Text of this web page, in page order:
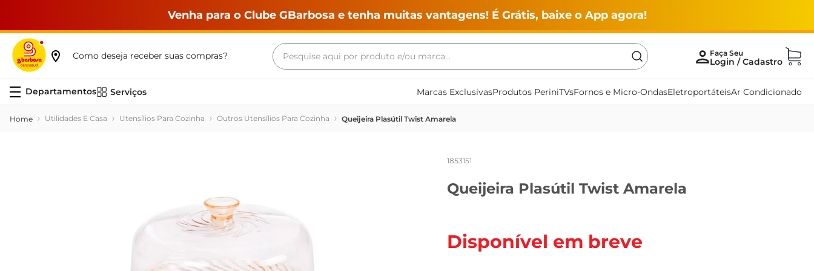
Venha para o Clube GBarbosa e tenha muitas vantagens! É Grátis, baixe o App agora!
Como deseja receber suas compras?
Pesquise aqui por produto e/ou marca...
Serviços Marcas ExclusivasProdutos PeriniTVsFornos e Micro-OndasEletroportáteisAr Condicionado
Utilidades E Casa Utensílios Para Cozinha Outros Utensílios Para Cozinha Queijeira Plasútil Twist Amarela
1853151
Queijeira Plasútil Twist Amarela
Disponível em breve
Termos mais buscados
maquina lavar
leite